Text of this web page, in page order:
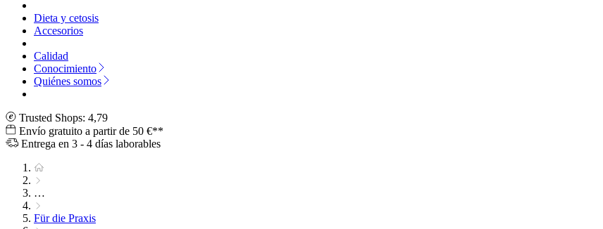
Dieta y cetosis
Accesorios
Calidad
Conocimiento
Quiénes somos
Trusted Shops: 4,79
Envío gratuito a partir de 50 €**
Entrega en 3 - 4 días laborables
…
Für die Praxis